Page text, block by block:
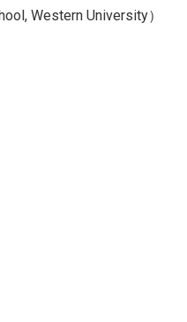
Western University）